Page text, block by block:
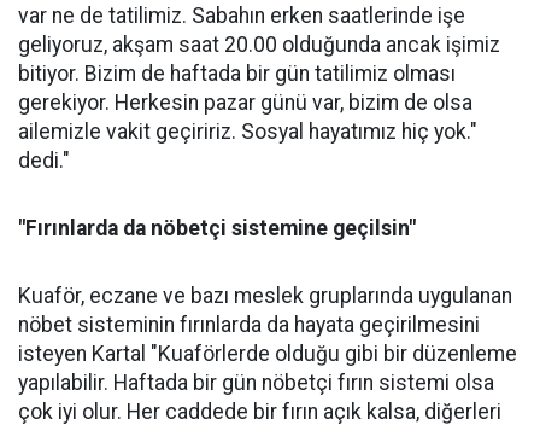
var ne de tatilimiz. Sabahın erken saatlerinde işe
geliyoruz, akşam saat 20.00 olduğunda ancak işimiz
bitiyor. Bizim de haftada bir gün tatilimiz olması
gerekiyor. Herkesin pazar günü var, bizim de olsa
ailemizle vakit geçiririz. Sosyal hayatımız hiç yok."
dedi."
"Fırınlarda da nöbetçi sistemine geçilsin"
Kuaför, eczane ve bazı meslek gruplarında uygulanan
nöbet sisteminin fırınlarda da hayata geçirilmesini
isteyen Kartal "Kuaförlerde olduğu gibi bir düzenleme
yapılabilir. Haftada bir gün nöbetçi fırın sistemi olsa
çok iyi olur. Her caddede bir fırın açık kalsa, diğerleri